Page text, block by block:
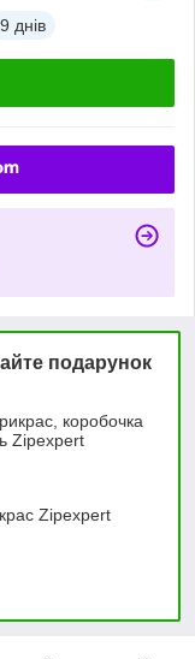
днів
подарунок
коробочка
Zipexpert
Zipexpert